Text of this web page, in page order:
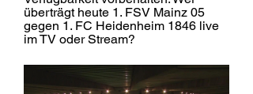
überträgt heute 1. FSV Mainz 05
gegen 1. FC Heidenheim 1846 live
im TV oder Stream?